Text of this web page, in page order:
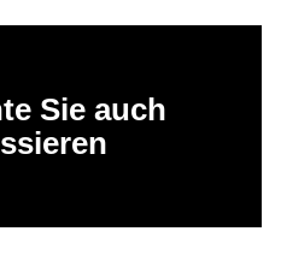
Sie auch